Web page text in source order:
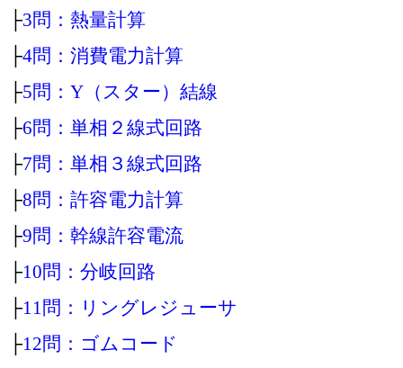
├3問：熱量計算
├4問：消費電力計算
├5問：Y（スター）結線
├6問：単相２線式回路
├7問：単相３線式回路
├8問：許容電力計算
├9問：幹線許容電流
├10問：分岐回路
├11問：リングレジューサ
├12問：ゴムコード